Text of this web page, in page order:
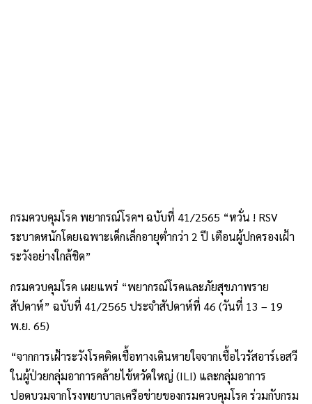
กรมควบคุมโรค พยากรณ์โรคฯ ฉบับที่ 41/2565 “หวั่น ! RSV
ระบาดหนักโดยเฉพาะเด็กเล็กอายุต่ำกว่า 2 ปี เตือนผู้ปกครองเฝ้า
ระวังอย่างใกล้ชิด”
กรมควบคุมโรค เผยแพร่ “พยากรณ์โรคและภัยสุขภาพราย
สัปดาห์” ฉบับที่ 41/2565 ประจำสัปดาห์ที่ 46 (วันที่ 13 – 19
พ.ย. 65)
“จากการเฝ้าระวังโรคติดเชื้อทางเดินหายใจจากเชื้อไวรัสอาร์เอสวี
ในผู้ป่วยกลุ่มอาการคล้ายไข้หวัดใหญ่ (ILI) และกลุ่มอาการ
ปอดบวมจากโรงพยาบาลเครือข่ายของกรมควบคุมโรค ร่วมกับกรม